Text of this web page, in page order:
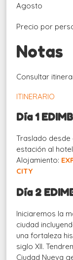
Agosto
2, 5,
Precio por
Notas
Consultar
ITINERARIO
Día 1
Traslado
estación al
Alojamiento:
CITY
Día 2
Iniciaremos la
ciudad
una fortaleza
siglo XII.
Ciudad Nueva